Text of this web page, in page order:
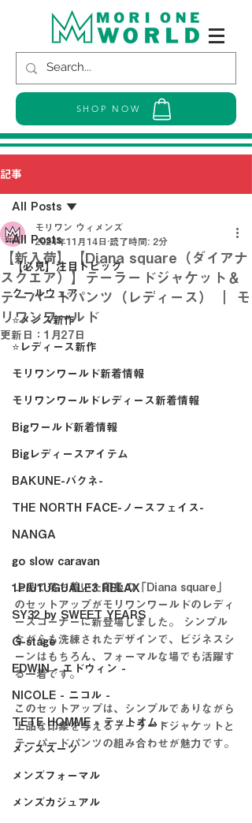
SHOP NOW
記事
All Posts
【必見】注目トピック
クールウェア
⭐メンズ新作
⭐レディース新作
モリワンワールド新着情報
モリワンワールドレディース新着情報
Bigワールド新着情報
Bigレディースアイテム
BAKUNE-バクネ-
THE NORTH FACE-ノースフェイス-
NANGA
go slow caravan
1PIU1UGUALE3 RELAX
SY32 by SWEET YEARS
G-stage
EDWIN - エドウィン -
NICOLE - ニコル -
TETE HOMME - テットオム -
メンズスーツ
メンズフォーマル
メンズカジュアル
All Posts
【新入荷】【Diana square（ダイアナ
スクエア）】テーラードジャケット＆
テーパードパンツ（レディース） ｜ モ
リワンワールド
モリワン ウィメンズ
2024年11月14日 読了時間: 2分
更新日： 1月27日
上品で落ち着いた印象の「Diana square」
のセットアップがモリワンワールドのレディ
ースコーナーに新登場しました。 シンプル
ながらも洗練されたデザインで、ビジネスシ
ーンはもちろん、フォーマルな場でも活躍す
る一着です。
このセットアップは、シンプルでありながら
上品な印象を与えるテーラードジャケットと
テーパードパンツの組み合わせが魅力です。